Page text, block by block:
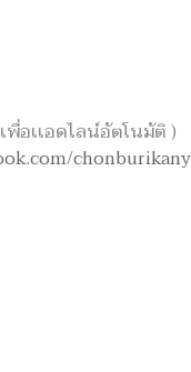
พื่อเเอดไลน์อัตโนมัติ )